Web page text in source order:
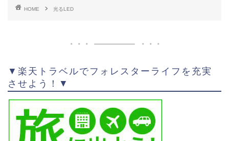
HOME 光るLED
▼楽天トラベルでフォレスターライフを充実
させよう！▼